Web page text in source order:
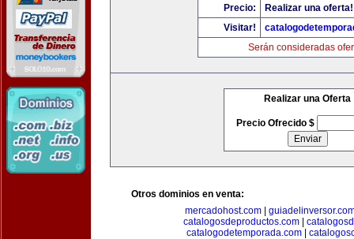
Precio:
Realizar una oferta!
Visitar!
Serán consideradas
Realizar una Oferta
Precio Ofrecido $
Otros dominios en venta:
mercadohost.com|
catalogosdeproductos.com
catalogodetemporada.com